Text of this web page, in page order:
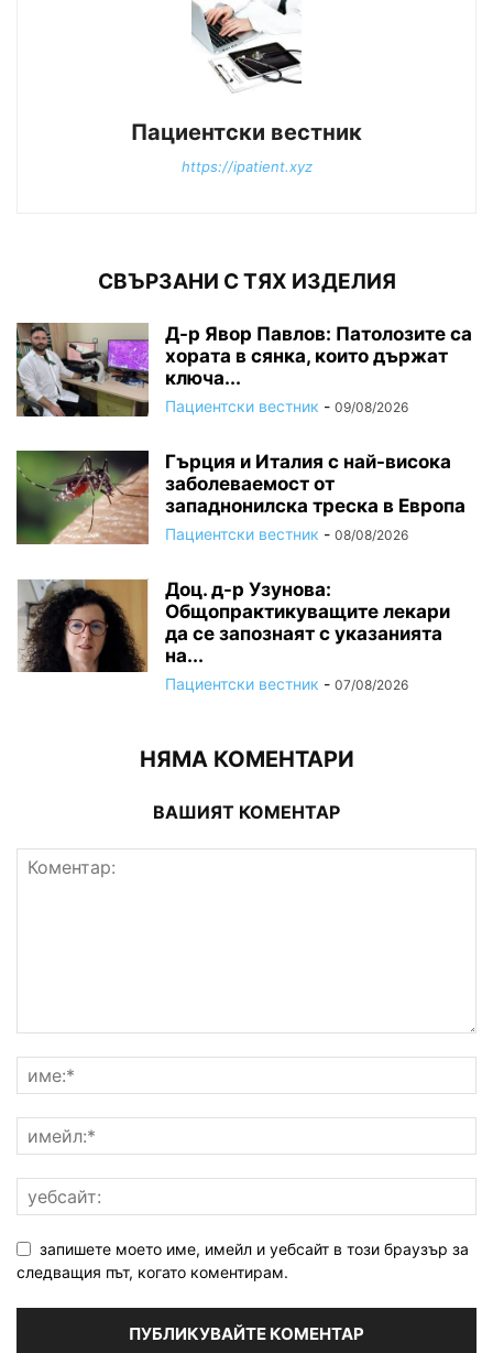
Пациентски вестник
https://ipatient.xyz
СВЪРЗАНИ С ТЯХ ИЗДЕЛИЯ
Д-р Явор Павлов: Патолозите са
хората в сянка, които държат
ключа...
Пациентски вестник - 09/08/2026
Гърция и Италия с най-висока
заболеваемост от
западнонилска треска в Европа
Пациентски вестник - 08/08/2026
Доц. д-р Узунова:
Общопрактикуващите лекари
да се запознаят с указанията
на...
Пациентски вестник - 07/08/2026
НЯМА КОМЕНТАРИ
ВАШИЯТ КОМЕНТАР
запишете моето име, имейл и уебсайт в този браузър за
следващия път, когато коментирам.